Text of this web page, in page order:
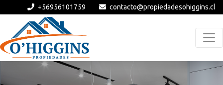
+56956101759 contacto@propiedadesohiggins.cl